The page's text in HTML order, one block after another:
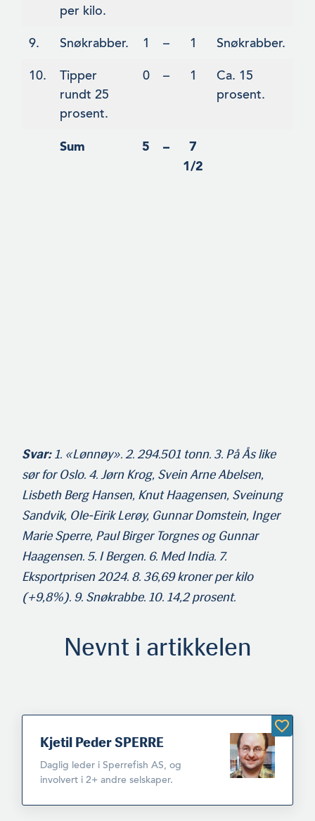
per kilo.
9. Snøkrabber. 1 – 1 Snøkrabber.
10.
Tipper
rundt 25
prosent.
0 – 1
Ca. 15
prosent.
Sum 5 –
7
1/2
Svar: 1. «Lønnøy». 2. 294.501 tonn. 3. På Ås like
sør for Oslo. 4. Jørn Krog, Svein Arne Abelsen,
Lisbeth Berg Hansen, Knut Haagensen, Sveinung
Sandvik, Ole-Eirik Lerøy, Gunnar Domstein, Inger
Marie Sperre, Paul Birger Torgnes og Gunnar
Haagensen. 5. I Bergen. 6. Med India. 7.
Eksportprisen 2024. 8. 36,69 kroner per kilo
(+9,8%). 9. Snøkrabbe. 10. 14,2 prosent.
Nevnt i artikkelen
Kjetil Peder SPERRE
Daglig leder i Sperrefish AS, og
involvert i 2+ andre selskaper.